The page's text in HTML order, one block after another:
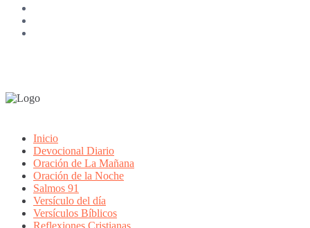
Inicio
Devocional Diario
Oración de La Mañana
Oración de la Noche
Salmos 91
Versículo del día
Versículos Bíblicos